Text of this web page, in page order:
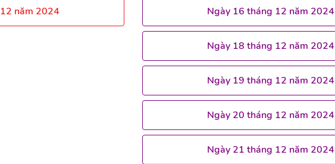
năm 2024 Ngày 16 tháng 12 năm 2024
Ngày 18 tháng 12 năm 2024
Ngày 19 tháng 12 năm 2024
Ngày 20 tháng 12 năm 2024
Ngày 21 tháng 12 năm 2024